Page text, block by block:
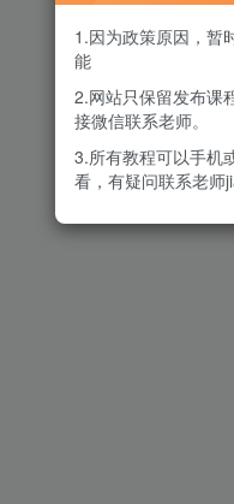
1.因为政策原因，暂
能
2.网站只保留发布课
接微信联系老师。
3.所有教程可以手机
看，有疑问联系老师